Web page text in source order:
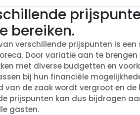
bereiken.
verschillende prijspunten is
Door variatie aan te
met diverse budgetten en
bij hun financiële
van de zaak wordt vergroot en
prijspunten kan dus bijdragen
gasten.